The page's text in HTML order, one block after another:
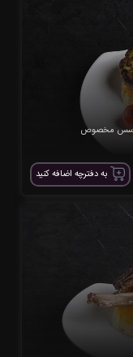
به دفترچه اضافه کنید